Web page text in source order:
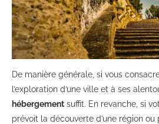
De manière générale, si vous
l’exploration d’une ville et à ses
hébergement suffit. En revanche, si
prévoit la découverte d’une région